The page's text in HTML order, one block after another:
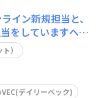
イン新規担当と、
をしていますヘル
マは、、、年末年
たくさんの楽しい
スマス🎄お正月🎍
）
デイリーベック)